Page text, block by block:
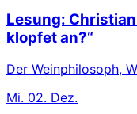
Lesung:
klopfet an?“
Der Weinphilosoph,
Mi. 02. Dez.